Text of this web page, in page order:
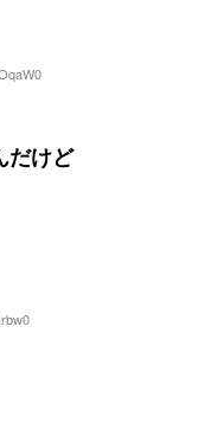
だけど